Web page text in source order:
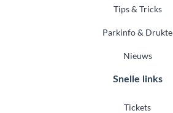
Tips & Tricks
Parkinfo & Drukte
Nieuws
Snelle links
Tickets